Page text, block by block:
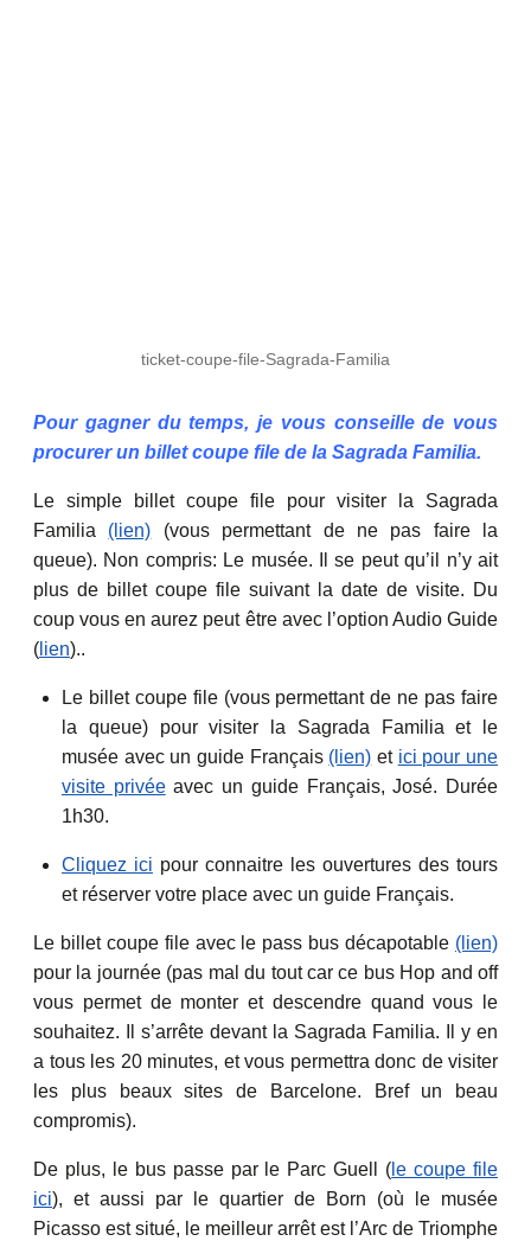
ticket-coupe-file-Sagrada-Familia
Pour gagner du temps, je vous conseille de vous
procurer un billet coupe file de la Sagrada Familia.
Le simple billet coupe file pour visiter la Sagrada
Familia (lien) (vous permettant de ne pas faire la
queue). Non compris: Le musée. Il se peut qu’il n’y ait
plus de billet coupe file suivant la date de visite. Du
coup vous en aurez peut être avec l’option Audio Guide
( lien)..
Le billet coupe file (vous permettant de ne pas faire
la queue) pour visiter la Sagrada Familia et le
musée avec un guide Français (lien) et ici pour une
visite privéeavec un guide Français, José. Durée
1h30.
Cliquez ici pour connaitre les ouvertures des tours
et réserver votre place avec un guide Français.
Le billet coupe file avec le pass bus décapotable (lien)
pour la journée (pas mal du tout car ce bus Hop and off
vous permet de monter et descendre quand vous le
souhaitez. Il s’arrête devant la Sagrada Familia. Il y en
a tous les 20 minutes, et vous permettra donc de visiter
les plus beaux sites de Barcelone. Bref un beau
compromis).
De plus, le bus passe par le Parc Guell ( le coupe file
ici), et aussi par le quartier de Born (où le musée
Picasso est situé, le meilleur arrêt est l’Arc de Triomphe